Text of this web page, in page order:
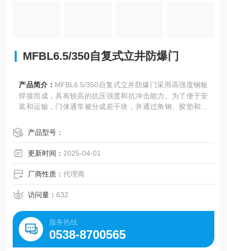
MFBL6.5/350自复式立井防爆门
产品简介： MFBL6.5/350自复式立井防爆门采用高强度钢板
焊接而成，具有较高的抗压强度和抗冲击能力。为了便于安
装和运输，门体通常被分成若干块，并通过角钢、胶垫和螺
产品型号：
更新时间： 2025-04-01
厂商性质：代理商
访问量：632
服务热线
0538-8700565